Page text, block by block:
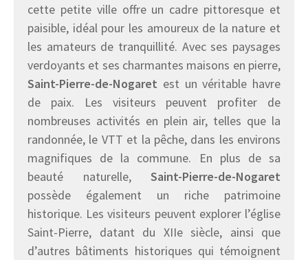
cette petite ville offre un cadre pittoresque et
paisible, idéal pour les amoureux de la nature et
les amateurs de tranquillité. Avec ses paysages
verdoyants et ses charmantes maisons en pierre,
Saint-Pierre-de-Nogaret est un véritable havre
de paix. Les visiteurs peuvent profiter de
nombreuses activités en plein air, telles que la
randonnée, le VTT et la pêche, dans les environs
magnifiques de la commune. En plus de sa
beauté naturelle, Saint-Pierre-de-Nogaret
possède également un riche patrimoine
historique. Les visiteurs peuvent explorer l’église
Saint-Pierre, datant du XIIe siècle, ainsi que
d’autres bâtiments historiques qui témoignent